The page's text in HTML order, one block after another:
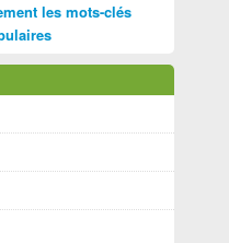
les mots-clés